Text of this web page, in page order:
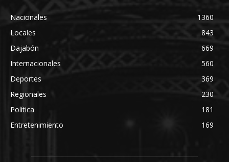
Nacionales
1360
Locales
843
Dajabón
669
Internacionales
560
Deportes
369
Regionales
230
Política
181
Entretenimiento
169